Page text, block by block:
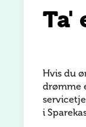
Ta'
Hvis du
drømme
i